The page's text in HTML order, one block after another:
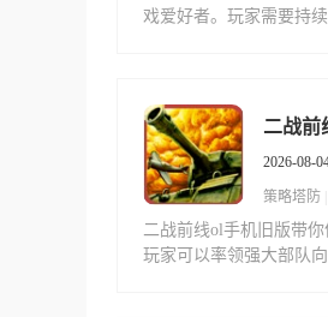
戏爱好者。玩家需要持
二战前
2026-08-
策略塔防
二战前线ol手机旧版带你
玩家可以率领强大部队